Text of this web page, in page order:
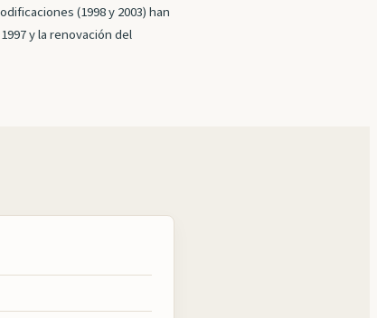
(1998 y 2003) han
y la renovación del